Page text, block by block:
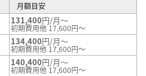
月額目安
131,400円/月～
初期費用他 17,600円～
134,400円/月～
初期費用他 17,600円～
140,400円/月～
初期費用他 17,600円～